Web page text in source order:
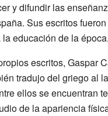
y difundir las
Sus escritos
educación de la época.
escritos, Gaspar
tradujo del griego al
ellos se encuentran
de la apariencia